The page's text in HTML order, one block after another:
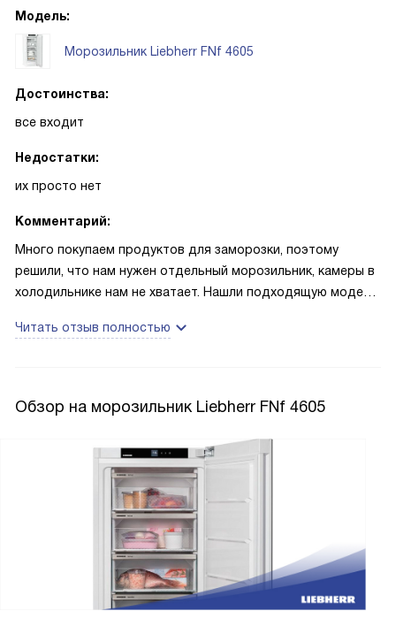
Модель:
Морозильник Liebherr FNf 4605
Достоинства:
все входит
Недостатки:
их просто нет
Комментарий:
Много покупаем продуктов для заморозки, поэтому
решили, что нам нужен отдельный морозильник, камеры в
холодильнике нам не хватает. Нашли подходящую модель
большая, и у нас теперь все входит, а то уже начали
Германии. Расход электричества невысокий, так что
техника еще и экономная. Есть возможность
контролировать температуру во время отключения
электроэнергии. Это случается, не скажу, что часто, но
все же. Не надо беспокоиться, что при загрузке большого
количества продуктов они не успеют заморозиться и
своим теплом испортят то, что уже находится в камере.
Перед покупкой мы заранее включаем режим суперфрост,
и он максимально быстро охлаждает все. Отключается он
сам, через 65 часов, это можно и не контролировать, не
беспокоиться об этом. Еще мы пользуемся режимом
Читать отзыв полностью
Обзор на морозильник Liebherr FNf 4605